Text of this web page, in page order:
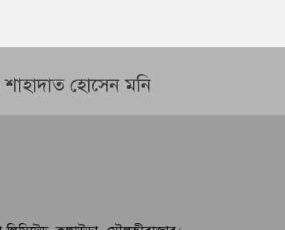
শাহাদাত হোসেন মনি